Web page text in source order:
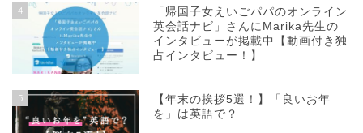
4
「帰国子女えいごパパのオンライン
英会話ナビ」さんにMarika先生の
インタビューが掲載中【動画付き独
占インタビュー！】
5
【年末の挨拶5選！】「良いお年
を」は英語で？